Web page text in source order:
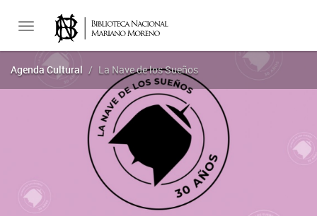
Toggle
Agenda Cultural La Nave de los Sueños